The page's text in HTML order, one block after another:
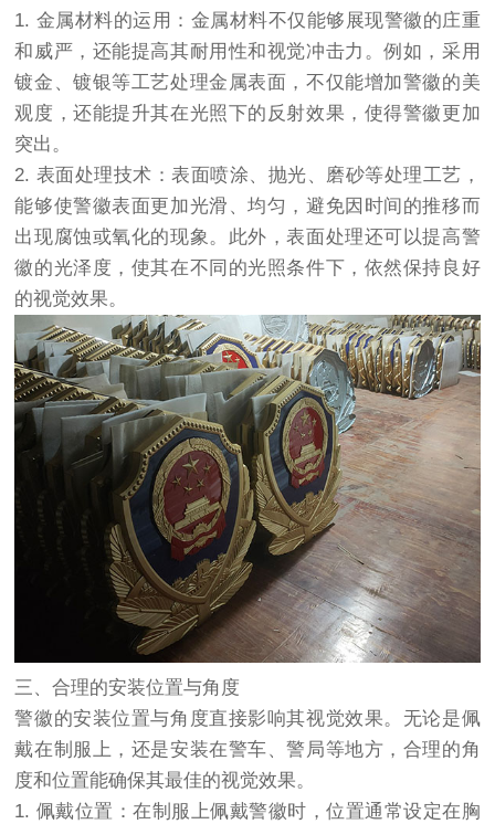
1. 金属材料的运用：金属材料不仅能够展现警徽的庄重
和威严，还能提高其耐用性和视觉冲击力。例如，采用
镀金、镀银等工艺处理金属表面，不仅能增加警徽的美
观度，还能提升其在光照下的反射效果，使得警徽更加
突出。
2. 表面处理技术：表面喷涂、抛光、磨砂等处理工艺，
能够使警徽表面更加光滑、均匀，避免因时间的推移而
出现腐蚀或氧化的现象。此外，表面处理还可以提高警
徽的光泽度，使其在不同的光照条件下，依然保持良好
的视觉效果。
三、合理的安装位置与角度
警徽的安装位置与角度直接影响其视觉效果。无论是佩
戴在制服上，还是安装在警车、警局等地方，合理的角
度和位置能确保其最佳的视觉效果。
1. 佩戴位置：在制服上佩戴警徽时，位置通常设定在胸